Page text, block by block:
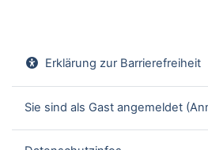
Erklärung zur Barrierefreiheit
Sie sind als Gast angemeldet (